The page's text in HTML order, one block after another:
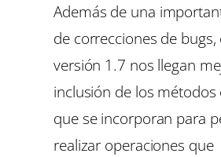
Además de una
de correcciones de bugs,
versión 1.7 nos llegan
inclusión de los métodos
que se incorporan para
realizar operaciones que